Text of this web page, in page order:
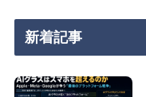
新着記事